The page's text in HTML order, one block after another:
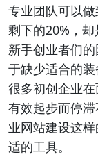
专业团队可以做
剩下的20%，却
新手创业者们
于缺少适合的装
很多初创企业
有效起步而停
业网站建设这
适的工具。